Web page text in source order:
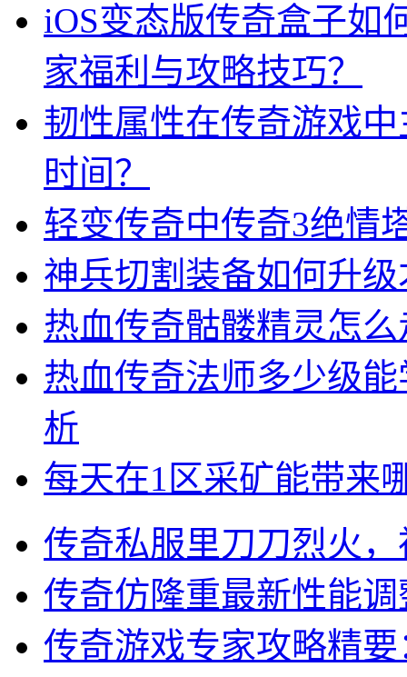
iOS变态版传奇盒子如
家福利与攻略技巧？
韧性属性在传奇游戏
时间？
轻变传奇中传奇3绝情
神兵切割装备如何升
热血传奇骷髅精灵怎
热血传奇法师多少级
析
每天在1区采矿能带来
传奇私服里刀刀烈火
传奇仿隆重最新性能
传奇游戏专家攻略精